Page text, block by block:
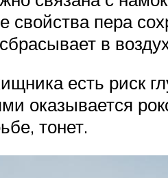
свойства пера
в
есть риск
оказывается
тонет.